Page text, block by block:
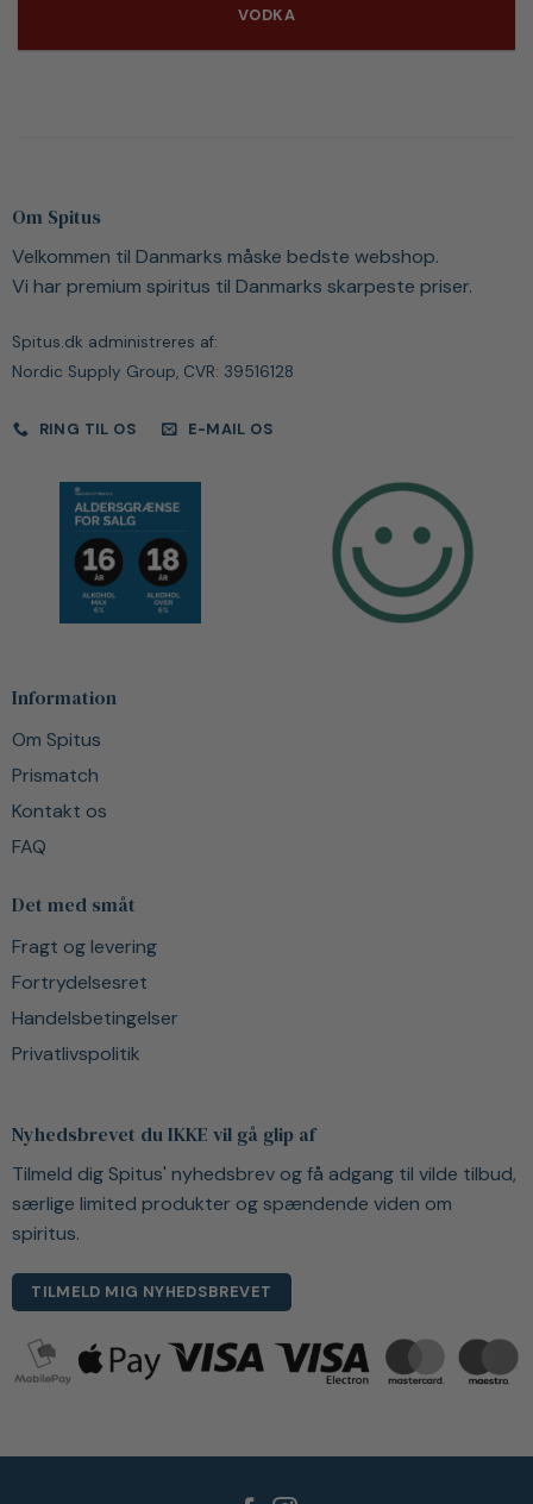
VODKA
Om Spitus
Velkommen til Danmarks måske bedste webshop.
Vi har premium spiritus til Danmarks skarpeste priser.
Spitus.dk administreres af:
Nordic Supply Group, CVR: 39516128
RING TIL OS E-MAIL OS
Information
Om Spitus
Prismatch
Kontakt os
FAQ
Det med småt
Fragt og levering
Fortrydelsesret
Handelsbetingelser
Privatlivspolitik
Nyhedsbrevet du IKKE vil gå glip af
Tilmeld dig Spitus' nyhedsbrev og få adgang til vilde tilbud,
særlige limited produkter og spændende viden om
spiritus.
TILMELD MIG NYHEDSBREVET